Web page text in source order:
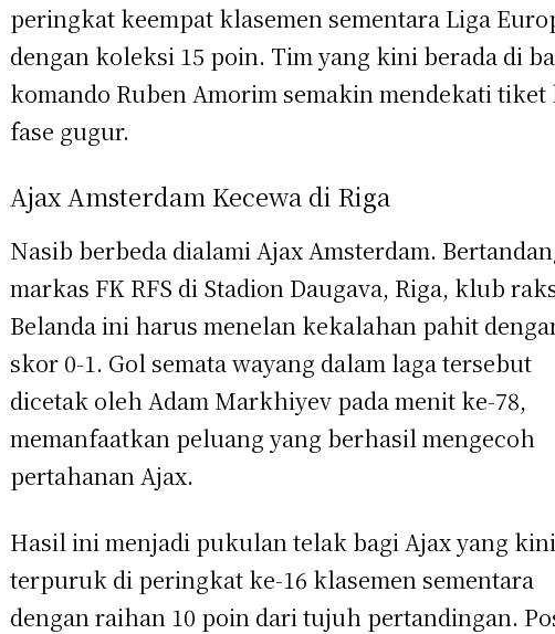
peringkat keempat klasemen sementara Liga
dengan koleksi 15 poin. Tim yang kini berada di
komando Ruben Amorim semakin mendekati tiket
fase gugur.
Ajax Amsterdam Kecewa di Riga
Nasib berbeda dialami Ajax Amsterdam.
markas FK RFS di Stadion Daugava, Riga, klub
Belanda ini harus menelan kekalahan pahit
skor 0-1. Gol semata wayang dalam laga tersebut
dicetak oleh Adam Markhiyev pada menit ke-78,
memanfaatkan peluang yang berhasil mengecoh
pertahanan Ajax.
Hasil ini menjadi pukulan telak bagi Ajax yang kini
terpuruk di peringkat ke-16 klasemen sementara
dengan raihan 10 poin dari tujuh pertandingan.